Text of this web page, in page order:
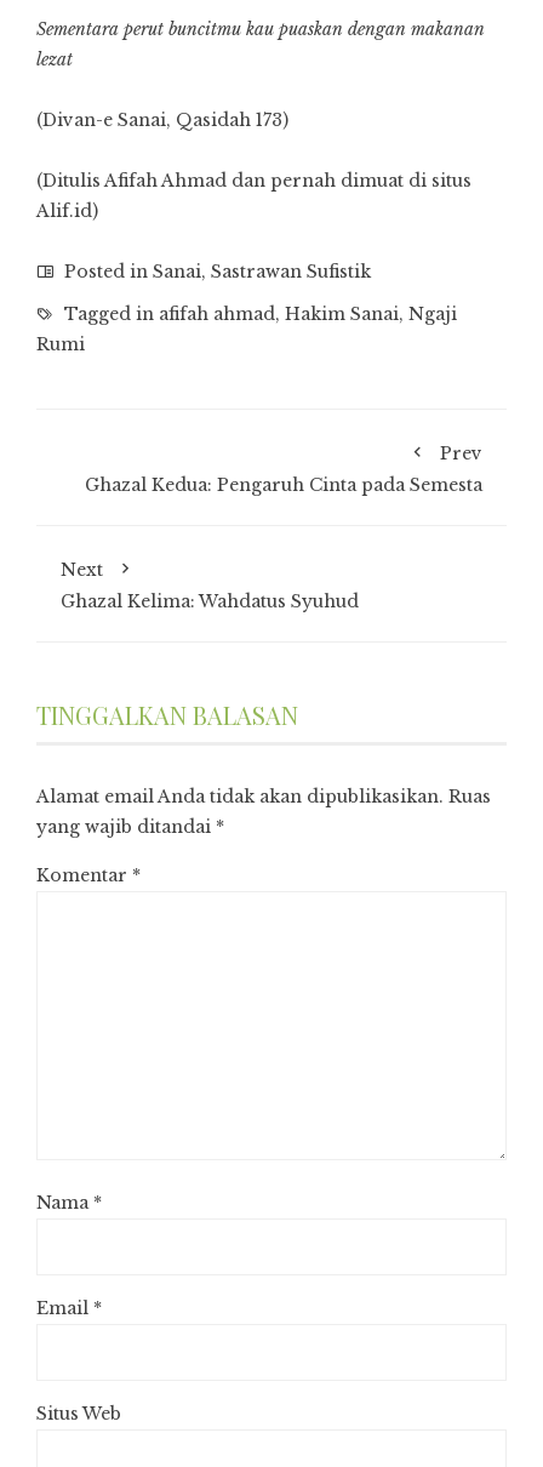
Sementara perut buncitmu kau puaskan dengan makanan
lezat
(Divan-e Sanai, Qasidah 173)
(Ditulis Afifah Ahmad dan pernah dimuat di situs
Alif.id)
Posted in Sanai, Sastrawan Sufistik
Tagged in afifah ahmad, Hakim Sanai, Ngaji
Rumi
Prev
Ghazal Kedua: Pengaruh Cinta pada Semesta
Next
Ghazal Kelima: Wahdatus Syuhud
TINGGALKAN BALASAN
Alamat email Anda tidak akan dipublikasikan. Ruas
yang wajib ditandai *
Komentar *
Nama *
Email *
Situs Web